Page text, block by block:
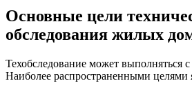
Основные цели
обследования жилых
Техобследование может выполняться
Наиболее распространенными целями